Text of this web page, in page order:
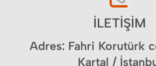
İLETİŞİM
Adres: Fahri Korutürk
Kartal /